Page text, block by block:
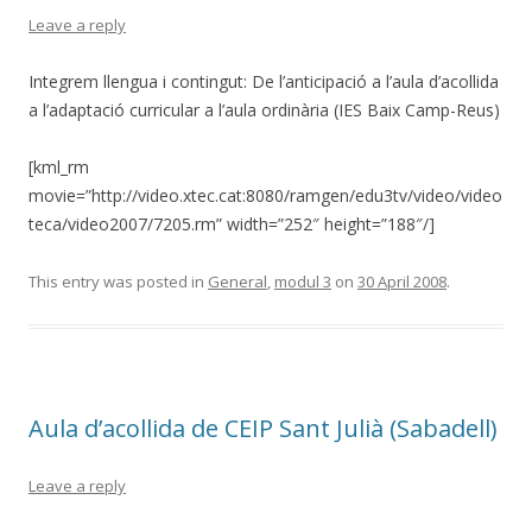
Leave a reply
Integrem llengua i contingut: De l’anticipació a l’aula d’acollida
a l’adaptació curricular a l’aula ordinària (IES Baix Camp-Reus)
[kml_rm
movie=”http://video.xtec.cat:8080/ramgen/edu3tv/video/video
teca/video2007/7205.rm” width=”252″ height=”188″/]
This entry was posted in General, modul 3 on 30 April 2008.
Aula d’acollida de CEIP Sant Julià (Sabadell)
Leave a reply